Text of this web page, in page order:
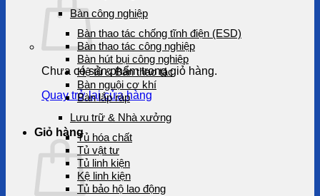
Chưa có sản phẩm trong giỏ hàng.
Quay trở lại cửa hàng
Giỏ hàng
Bàn công nghiệp
Bàn thao tác chống tĩnh điện (ESD)
Bàn thao tác công nghiệp
Bàn hút bụi công nghiệp
Hệ tủ & Bàn thao tác
Bàn nguội cơ khí
Bàn lắp ráp
Lưu trữ & Nhà xưởng
Tủ hóa chất
Tủ vật tư
Tủ linh kiện
Kệ linh kiện
Tủ bảo hộ lao động